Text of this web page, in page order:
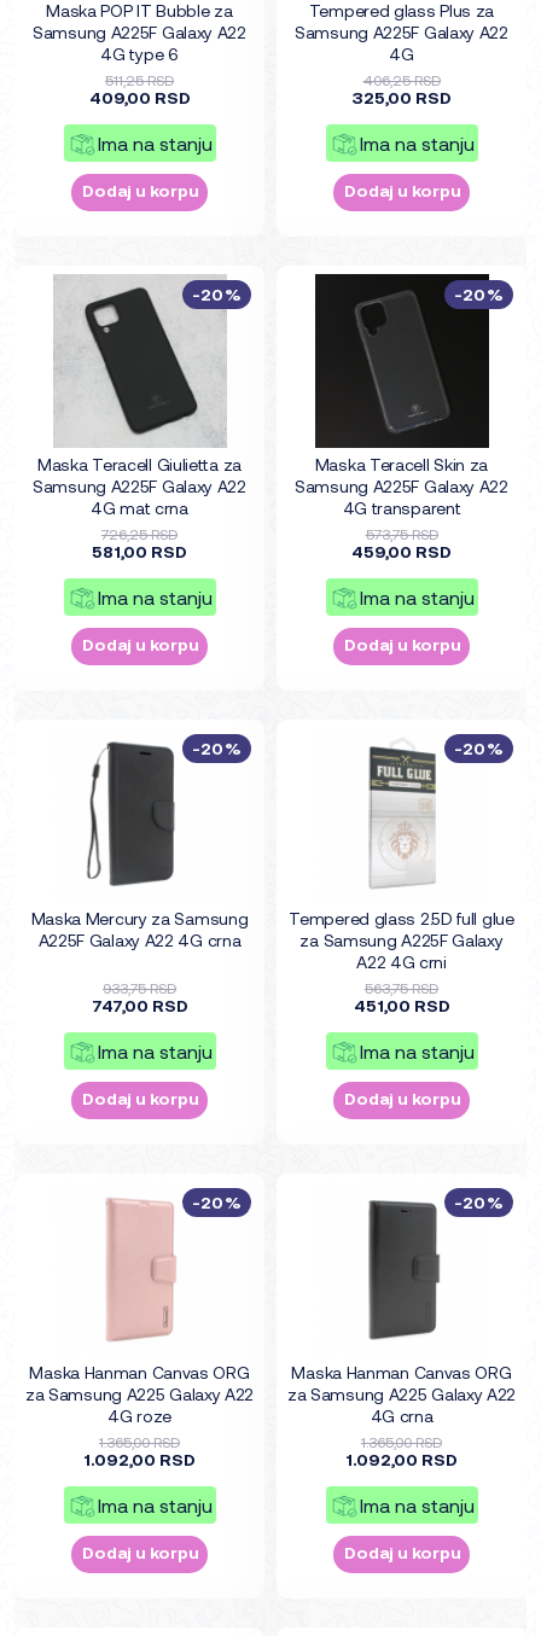
Maska POP IT Bubble za
Samsung A225F Galaxy A22
4G type 6
511,25 RSD
409,00 RSD
Ima na stanju
Dodaj u korpu
Tempered glass Plus za
Samsung A225F Galaxy A22
4G
406,25 RSD
325,00 RSD
Ima na stanju
Dodaj u korpu
Maska Teracell Giulietta za
Samsung A225F Galaxy A22
4G mat crna
726,25 RSD
581,00 RSD
Ima na stanju
Dodaj u korpu
-20%
Maska Teracell Skin za
Samsung A225F Galaxy A22
4G transparent
573,75 RSD
459,00 RSD
Ima na stanju
Dodaj u korpu
-20%
Maska Mercury za Samsung
A225F Galaxy A22 4G crna
933,75 RSD
747,00 RSD
Ima na stanju
Dodaj u korpu
-20%
Tempered glass 2.5D full glue
za Samsung A225F Galaxy
A22 4G crni
563,75 RSD
451,00 RSD
Ima na stanju
Dodaj u korpu
-20%
Maska Hanman Canvas ORG
za Samsung A225 Galaxy A22
4G roze
1.365,00 RSD
1.092,00 RSD
Ima na stanju
Dodaj u korpu
-20%
Maska Hanman Canvas ORG
za Samsung A225 Galaxy A22
4G crna
1.365,00 RSD
1.092,00 RSD
Ima na stanju
Dodaj u korpu
-20%